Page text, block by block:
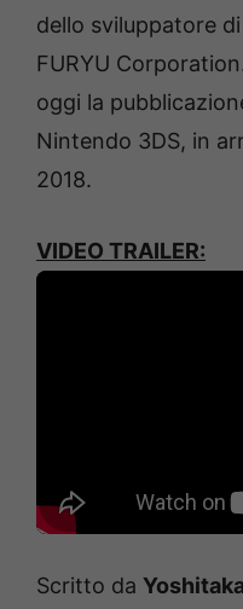
dello sviluppatore
FURYU
oggi la
Nintendo 3DS, in
2018.
VIDEO TRAILER:
Scritto da